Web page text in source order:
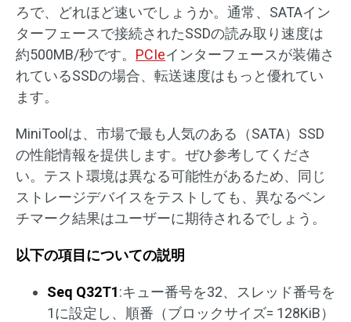
ろで、どれほど速いでしょうか。通常、SATAイン
ターフェースで接続されたSSDの読み取り速度は
約500MB/秒です。 PCIeインターフェースが装備さ
れているSSDの場合、転送速度はもっと優れてい
ます。
MiniToolは、市場で最も人気のある（SATA）SSD
の性能情報を提供します。ぜひ参考してくださ
い。テスト環境は異なる可能性があるため、同じ
ストレージデバイスをテストしても、異なるベン
チマーク結果はユーザーに期待されるでしょう。
以下の項目についての説明
Seq Q32T1:キュー番号を32、スレッド番号を
1に設定し、順番（ブロックサイズ= 128KiB）